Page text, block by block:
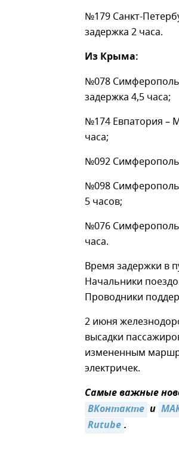
№179 Санкт-
задержка 2 часа.
Из Крыма:
№078 Симферополь
задержка 4,5 часа;
№174 Евпатория –
часа;
№092 Симферополь
№098 Симферополь
5 часов;
№076 Симферополь
часа.
Время задержки в
Начальники
Проводники
2 июня
высадки
измененным
электричек.
Самые важные
ВКонтакте и
Rutube.